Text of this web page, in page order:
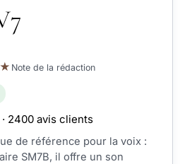
Note de la rédaction
2400 avis clients
de référence pour la voix :
SM7B, il offre un son